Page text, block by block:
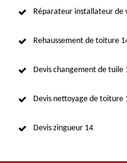
Réparateur installateur de
Rehaussement de toiture
Devis changement de tuile
Devis nettoyage de toiture
Devis zingueur 14